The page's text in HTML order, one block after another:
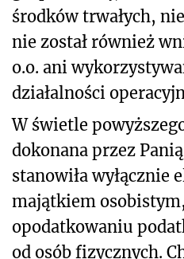
środków trwałych,
nie został również
o.o. ani
działalności
W świetle
dokonana przez
stanowiła wyłącznie
majątkiem
opodatkowaniu
od osób fizycznych.